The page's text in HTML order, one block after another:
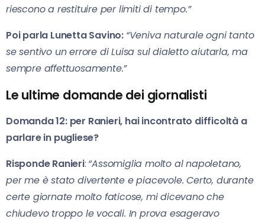
riescono a restituire per limiti di tempo.”
Poi parla Lunetta Savino: “Veniva naturale ogni tanto
se sentivo un errore di Luisa sul dialetto aiutarla, ma
sempre affettuosamente.”
Le ultime domande dei giornalisti
Domanda 12: per Ranieri, hai incontrato difficoltà a
parlare in pugliese?
Risponde Ranieri: “Assomiglia molto al napoletano,
per me è stato divertente e piacevole. Certo, durante
certe giornate molto faticose, mi dicevano che
chiudevo troppo le vocali. In prova esageravo